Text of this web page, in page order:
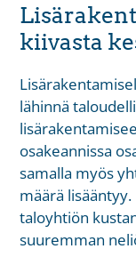
kiivasta
lähinnä
osakeannissa
samalla myös
määrä
taloyhtiön
suuremman